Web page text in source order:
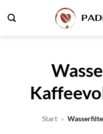
Inhalt
Start »